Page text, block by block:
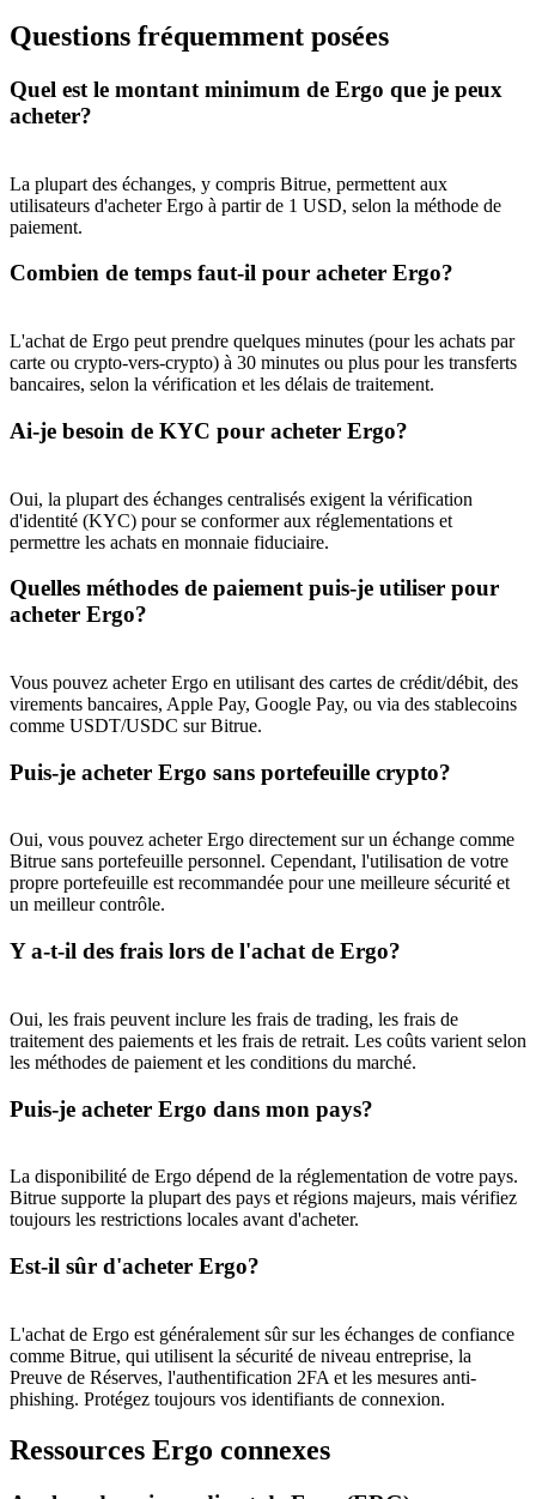
Parrainage
BTC Welcome Rewards
Deposit & Trade BTC to Share 25000 USDT prize pool!
Deposit CASHCAT & Win
Exclusive for BitMart Users
Precious Metals Trading Carnival
Trade Gold & Silver · 33,333 USDT Bonus
USDT New User Exclusive 10% APR
USDT Flexible Staking | Daily Rewards
BTC New User Exclusive: 6.5% APR
Questions fréquemment posées
Quel est le montant minimum de Ergo que je peux
acheter?
La plupart des échanges, y compris Bitrue, permettent aux
utilisateurs d'acheter Ergo à partir de 1 USD, selon la méthode de
paiement.
Combien de temps faut-il pour acheter Ergo?
L'achat de Ergo peut prendre quelques minutes (pour les achats par
carte ou crypto-vers-crypto) à 30 minutes ou plus pour les transferts
bancaires, selon la vérification et les délais de traitement.
Ai-je besoin de KYC pour acheter Ergo?
Oui, la plupart des échanges centralisés exigent la vérification
d'identité (KYC) pour se conformer aux réglementations et
permettre les achats en monnaie fiduciaire.
Quelles méthodes de paiement puis-je utiliser pour
acheter Ergo?
Vous pouvez acheter Ergo en utilisant des cartes de crédit/débit, des
virements bancaires, Apple Pay, Google Pay, ou via des stablecoins
comme USDT/USDC sur Bitrue.
Puis-je acheter Ergo sans portefeuille crypto?
Oui, vous pouvez acheter Ergo directement sur un échange comme
Bitrue sans portefeuille personnel. Cependant, l'utilisation de votre
propre portefeuille est recommandée pour une meilleure sécurité et
un meilleur contrôle.
Y a-t-il des frais lors de l'achat de Ergo?
Oui, les frais peuvent inclure les frais de trading, les frais de
traitement des paiements et les frais de retrait. Les coûts varient selon
les méthodes de paiement et les conditions du marché.
Puis-je acheter Ergo dans mon pays?
La disponibilité de Ergo dépend de la réglementation de votre pays.
Bitrue supporte la plupart des pays et régions majeurs, mais vérifiez
toujours les restrictions locales avant d'acheter.
Est-il sûr d'acheter Ergo?
L'achat de Ergo est généralement sûr sur les échanges de confiance
comme Bitrue, qui utilisent la sécurité de niveau entreprise, la
Preuve de Réserves, l'authentification 2FA et les mesures anti-
phishing. Protégez toujours vos identifiants de connexion.
Ressources Ergo connexes